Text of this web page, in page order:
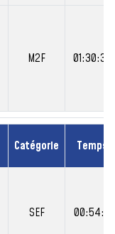
M2F 01:30:39
Catégorie Temps
SEF 00:54:11